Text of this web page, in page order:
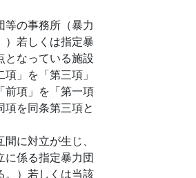
の事務所（暴力
）若しくは指定暴
となっている施設
」を「第三項」
前項」を「第一項
項を同条第三項と
に対立が生じ、
に係る指定暴力団
。）若しくは当該